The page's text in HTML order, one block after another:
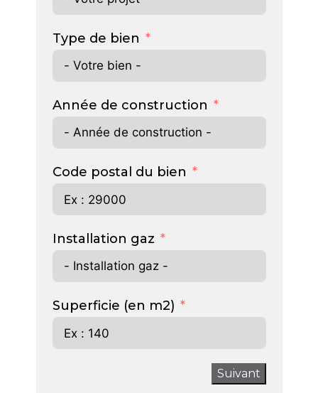
Type de bien
Année de construction
Code postal du bien
Installation gaz
Superficie (en m2)
Suivant